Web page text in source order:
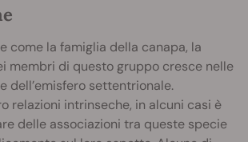
come la famiglia della canapa, la
membri di questo gruppo cresce nelle
dell’emisfero settentrionale.
relazioni intrinseche, in alcuni casi è
delle associazioni tra queste specie